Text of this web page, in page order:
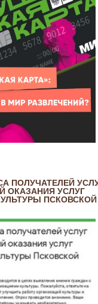
ПОЛУЧАТЕЛЕЙ
ОКАЗАНИЯ УСЛУГ
ПСКОВСКОЙ